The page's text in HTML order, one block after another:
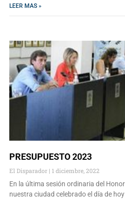
LEER MAS »
PRESUPUESTO 2023
El Disparador
1 diciembre, 2022
En la última sesión ordinaria del
nuestra ciudad celebrado el día de